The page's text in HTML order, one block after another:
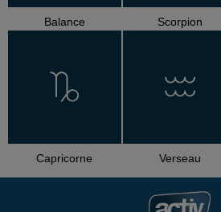
Balance Scorpion
Capricorne Verseau